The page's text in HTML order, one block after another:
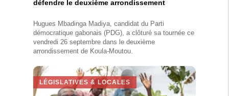
défendre le deuxième arrondissement
Hugues Mbadinga Madiya, candidat du Parti
démocratique gabonais (PDG), a clôturé sa tournée ce
vendredi 26 septembre dans le deuxième
arrondissement de Koula-Moutou.
LÉGISLATIVES & LOCALES